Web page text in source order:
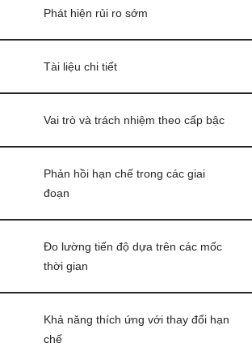
Phát hiện rủi ro sớm
Tài liệu chi tiết
Vai trò và trách nhiệm theo cấp bậc
Phản hồi hạn chế trong các giai
đoạn
Đo lường tiến độ dựa trên các mốc
thời gian
Khả năng thích ứng với thay đổi hạn
chế